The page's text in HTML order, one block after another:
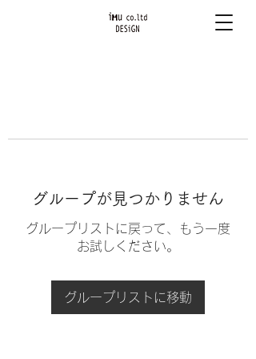
グループが見つかりません
グループリストに戻って、もう一度
お試しください。
グループリストに移動